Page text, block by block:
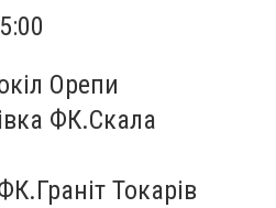
Орепи
ФК.Скала
Токарів